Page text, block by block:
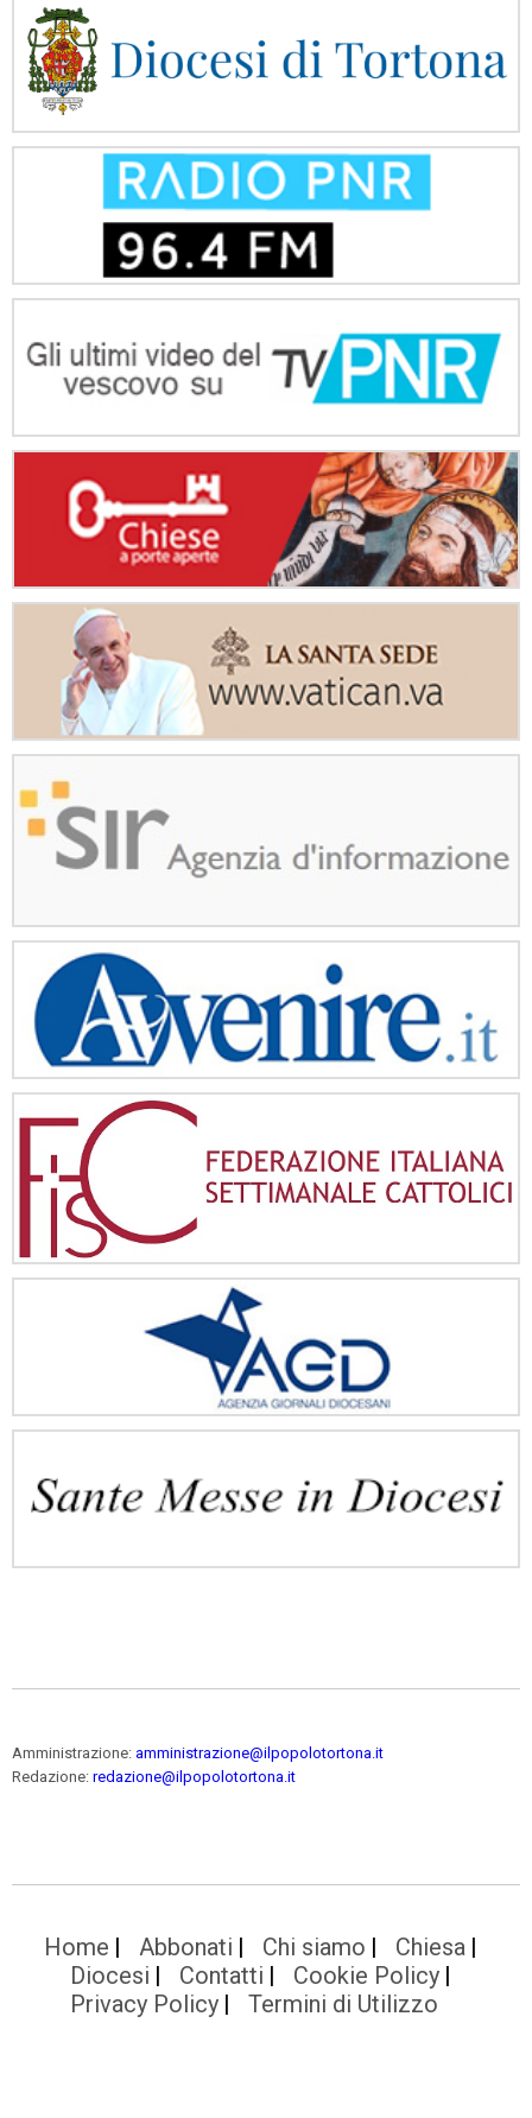
Amministrazione: amministrazione@ilpopolotortona.it
Redazione: redazione@ilpopolotortona.it
Home Abbonati Chi siamo
Chiesa
Diocesi
Contatti
Cookie Policy
Privacy Policy
Termini di Utilizzo